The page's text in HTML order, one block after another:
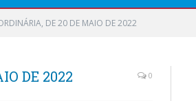
DE 20 DE MAIO DE 2022
DE 2022 0